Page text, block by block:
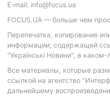
E-mail: info@focus.ua
FOCUS.UA — больше чем
Перепечатка, копирование
информации, содержащей
"Українські Новини", в
Все материалы, которые
ссылкой на агентство
дальнейшему